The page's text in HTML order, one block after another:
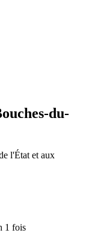
du-
l'État et aux
1 fois